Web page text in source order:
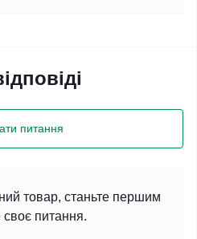
питання
товар, станьте першим
своє питання.